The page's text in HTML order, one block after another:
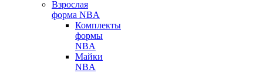
Взрослая
форма NBA
Комплекты
формы
NBA
Майки
NBA